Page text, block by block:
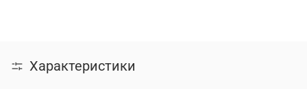
Характеристики